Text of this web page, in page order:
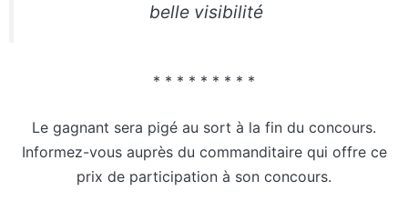
belle visibilité
* * * * * * * * *
Le gagnant sera pigé au sort à la fin du concours.
Informez-vous auprès du commanditaire qui offre ce
prix de participation à son concours.